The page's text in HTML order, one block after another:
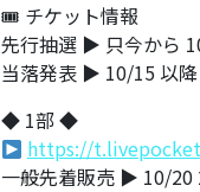
🎟 チケット情報
先行抽選 ▶ 只今から
当落発表 ▶ 10/15 以降
◆ 1部 ◆
https://
一般先着販売 ▶ 10/20